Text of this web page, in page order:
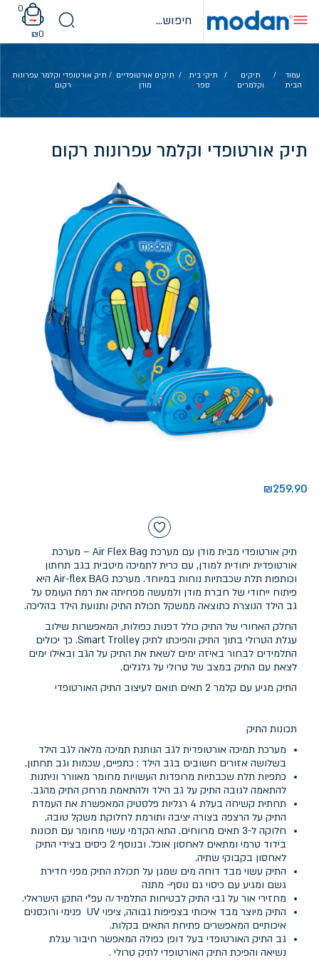
content
0
₪0
עמוד
הבית
/
תיקים
וקלמרים
/
תיקי בית
ספר
/ תיקים אורטופדיים
מודן
/ תיק אורטופדי וקלמר עפרונות
רקום
תיק אורטופדי וקלמר עפרונות רקום
₪259.90
תיק אורטופדי מבית מודן עם מערכת Air Flex Bag – מערכת
אורטופדית יחודית למודן, עם כרית לתמיכה מיטבית בגב תחתון
וכותפות תלת שכבתיות נוחות במיוחד. מערכת Air-flex BAG היא
פיתוח ייחודי של חברת מודן ולמעשה מפחיתה את רמת העומס על
גב הילד הנוצרת כתוצאה ממשקל תכולת התיק ותנועת הילד בהליכה.
החלק האחורי של התיק כולל דפנות כפולות, המאפשרות שילוב
עגלת הטרולי בתוך התיק והפיכתו לתיק Smart Trolley. כך יכולים
התלמידים לבחור באיזה ימים לשאת את התיק על הגב ובאילו ימים
לצאת עם התיק במצב של טרולי על גלגלים.
התיק מגיע עם קלמר 2 תאים תואם לעיצוב התיק האורטופדי
תכונות התיק
מערכת תמיכה אורטופדית לגב הנותנת תמיכה מלאה לגב הילד
בשלושה אזורים חשובים בגב הילד : כתפיים, שכמות וגב תחתון.
כתפיות תלת שכבתיות מרופדות העשויות מחומר מאוורר וניתנות
להתאמה לגובה התיק על גב הילד ולהתאמת מרחק התיק מהגב.
תחתית קשיחה בעלת 4 רגליות פלסטיק המאפשרת את העמדת
התיק על הרצפה בצורה יציבה ותורמת לחלוקת משקל טובה.
חלוקה ל-3 תאים מרווחים. התא הקדמי עשוי מחומר עם תכונות
בידוד טרמי ומתאים לאחסון אוכל. ובנוסף 2 כיסים בצידי התיק
לאחסון בקבוקי שתיה.
התיק עשוי מבד דוחה מים שמגן על תכולת התיק מפני חדירת
גשם ומגיע עם כיסוי גם נוסף- מתנה
מחזירי אור על גבי התיק לבטיחות התלמיד/ה עפ"י התקן הישראלי.
התיק מיוצר מבד איכותי בצפיפות גבוהה, ציפוי UV פנימי ורוכסנים
איכותיים המאפשרים פתיחת התאים בקלות.
גב התיק האורטופדי בעל דופן כפולה המאפשר חיבור עגלת
נשיאה והפיכת התיק האורטופדי לתיק טרולי .